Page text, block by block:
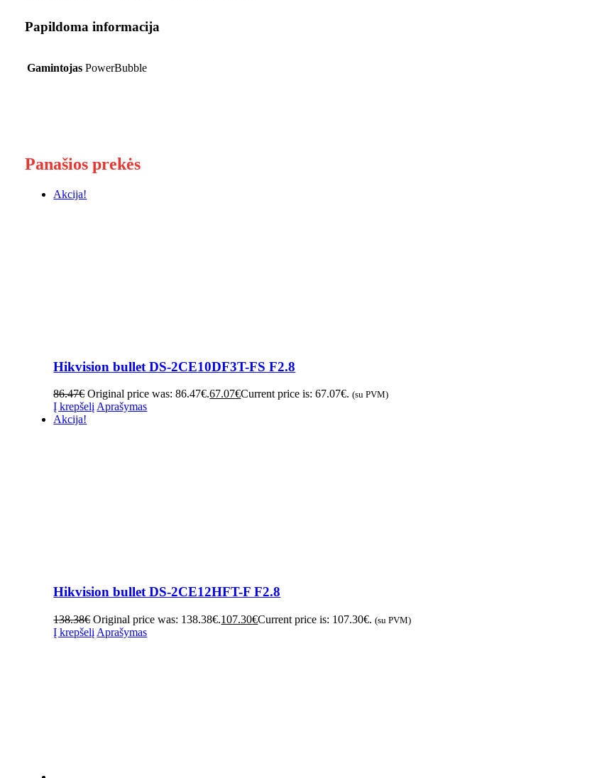
Papildoma informacija
Gamintojas PowerBubble
Panašios prekės
Akcija!
Hikvision bullet DS-2CE10DF3T-FS F2.8
86.47€ Original price was: 86.47€.67.07€Current price is: 67.07€. (su PVM)
Į krepšelį Aprašymas
Akcija!
Hikvision bullet DS-2CE12HFT-F F2.8
138.38€ Original price was: 138.38€.107.30€Current price is: 107.30€. (su PVM)
Į krepšelį Aprašymas